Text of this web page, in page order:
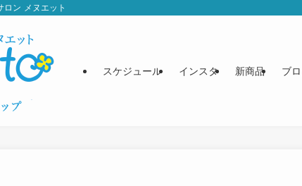
ン メヌエット
スケジュール インスタ 新商品 ブ